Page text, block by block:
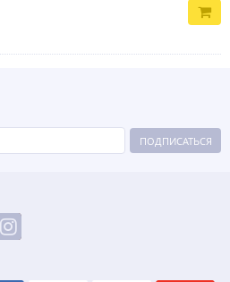
ПОДПИСАТЬСЯ